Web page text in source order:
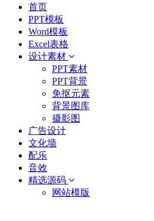
首页
PPT模板
Word模板
Excel表格
设计素材
PPT素材
PPT背景
免抠元素
背景图库
摄影图
广告设计
文化墙
配乐
音效
精选源码
网站模版